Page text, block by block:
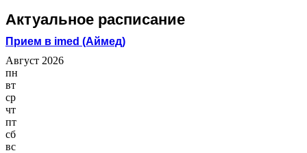
Актуальное расписание
Прием в imed (Аймед)
Август 2026
пн
вт
ср
чт
пт
сб
вс